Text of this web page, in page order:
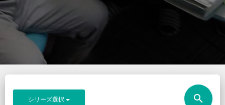
シリーズ選択 search